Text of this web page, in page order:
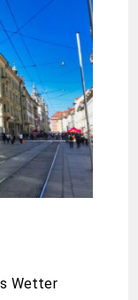
Wetter